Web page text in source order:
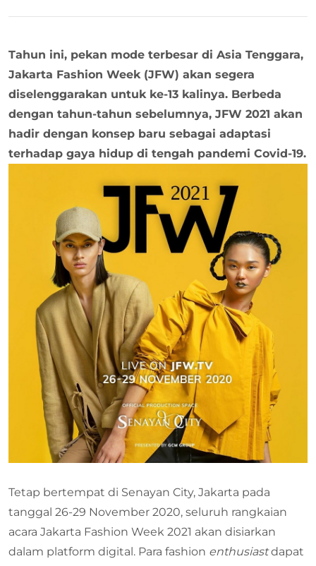
Tahun ini, pekan mode terbesar di Asia Tenggara,
Jakarta Fashion Week (JFW) akan segera
diselenggarakan untuk ke-13 kalinya. Berbeda
dengan tahun-tahun sebelumnya, JFW 2021 akan
hadir dengan konsep baru sebagai adaptasi
terhadap gaya hidup di tengah pandemi Covid-19.
Tetap bertempat di Senayan City, Jakarta pada
tanggal 26-29 November 2020, seluruh rangkaian
acara Jakarta Fashion Week 2021 akan disiarkan
dalam platform digital. Para fashion enthusiastdapat